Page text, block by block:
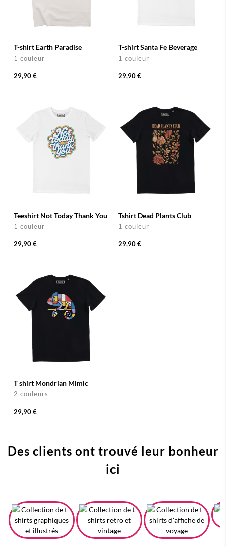
T-shirt Earth Paradise
1 couleur
29,90 €
T-shirt Santa Fe Beverage
1 couleur
29,90 €
Teeshirt Not Today Thank You
1 couleur
29,90 €
Tshirt Dead Plants Club
1 couleur
29,90 €
T shirt Mondrian Mimic
2 couleurs
29,90 €
Des clients ont trouvé leur bonheur
ici